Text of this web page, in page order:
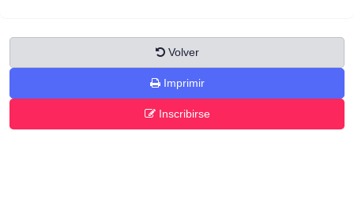
Volver
Imprimir
Inscribirse